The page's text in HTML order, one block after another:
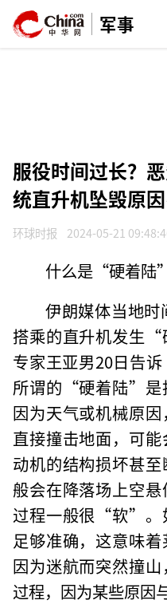
军事
服役时间过长？
统直升机坠毁原
环球时报 2024-05-21
什么是“硬着陆”
伊朗媒体当地
搭乘的直升机发生
专家王亚男20日告
所谓的“硬着陆”是
因为天气或机械原
直接撞击地面，可
动机的结构损坏甚
般会在降落场上空
过程一般很“软”。
足够准确，这意味
因为迷航而突然撞
过程，因为某些原因